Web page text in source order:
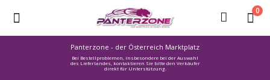
Panterzone - der Österreich Marktplatz
Bei Bestellproblemen, insbesondere bei der Auswahl
des Lieferlandes, kontaktieren Sie bitte den Verkäufer
direkt für Unterstützung.
0